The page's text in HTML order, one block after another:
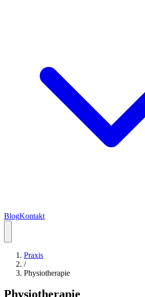
BlogKontakt
Praxis
/
Physiotherapie
Physiotherapie